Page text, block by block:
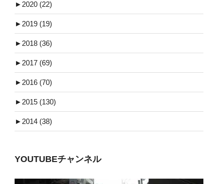
► 2020 (22)
► 2019 (19)
► 2018 (36)
► 2017 (69)
► 2016 (70)
► 2015 (130)
► 2014 (38)
YOUTUBEチャンネル